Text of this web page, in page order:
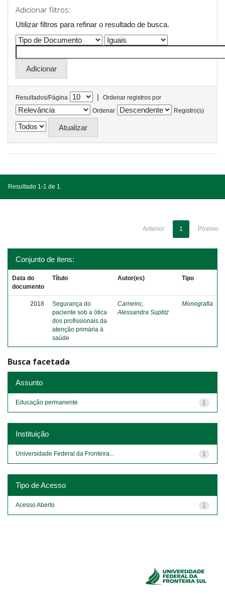
Adicionar filtros:
Utilizar filtros para refinar o resultado de busca.
Resultados/Página |
Ordenar registros por
Ordenar
Registro(s)
Resultado 1-1 de 1.
Anterior 1 Póximo
Conjunto de itens:
Data do
documento
Título Autor(es) Tipo
2018
Segurança do
paciente sob a ótica
dos profissionais da
atenção primária à
saúde
Carneiro,
Alessandra Suptitz
Monografia
Busca facetada
Assunto
1
Educação permanente
Instituição
1
Universidade Federal da Fronteira...
Tipo de Acesso
1
Acesso Aberto